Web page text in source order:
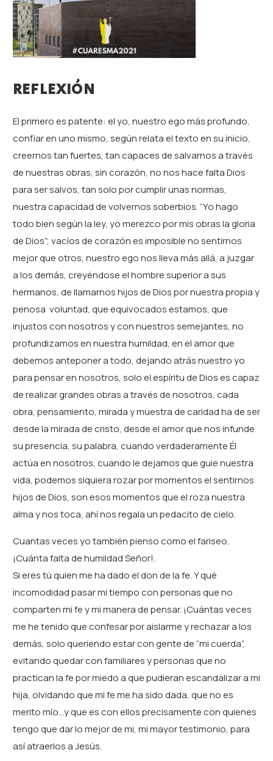
REFLEXIÓN
El primero es patente: el yo, nuestro ego más profundo,
confiar en uno mismo, según relata el texto en su inicio,
creernos tan fuertes, tan capaces de salvarnos a través
de nuestras obras, sin corazón, no nos hace falta Dios
para ser salvos, tan solo por cumplir unas normas,
nuestra capacidad de volvernos soberbios. “Yo hago
todo bien según la ley, yo merezco por mis obras la gloria
de Dios”; vacíos de corazón es imposible no sentirnos
mejor que otros, nuestro ego nos lleva más allá, a juzgar
a los demás, creyéndose el hombre superior a sus
hermanos, de llamarnos hijos de Dios por nuestra propia y
penosa voluntad, que equivocados estamos, que
injustos con nosotros y con nuestros semejantes, no
profundizamos en nuestra humildad, en el amor que
debemos anteponer a todo, dejando atrás nuestro yo
para pensar en nosotros, solo el espíritu de Dios es capaz
de realizar grandes obras a través de nosotros, cada
obra, pensamiento, mirada y muestra de caridad ha de ser
desde la mirada de cristo, desde el amor que nos infunde
su presencia, su palabra, cuando verdaderamente Él
actúa en nosotros, cuando le dejamos que guie nuestra
vida, podemos siquiera rozar por momentos el sentirnos
hijos de Dios, son esos momentos que el roza nuestra
alma y nos toca, ahí nos regala un pedacito de cielo.
Cuantas veces yo también pienso como el fariseo.
¡Cuánta falta de humildad Señor!.
Si eres tú quien me ha dado el don de la fe. Y qué
incomodidad pasar mi tiempo con personas que no
comparten mi fe y mi manera de pensar. ¡Cuántas veces
me he tenido que confesar por aislarme y rechazar a los
demás, solo queriendo estar con gente de “mi cuerda”,
evitando quedar con familiares y personas que no
practican la fe por miedo a que pudieran escandalizar a mi
hija, olvidando que mi fe me ha sido dada, que no es
merito mío…y que es con ellos precisamente con quienes
tengo que dar lo mejor de mi, mi mayor testimonio, para
así atraerlos a Jesús.